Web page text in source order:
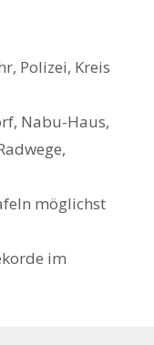
Polizei, Kreis
, Nabu-Haus,
,
möglichst
im